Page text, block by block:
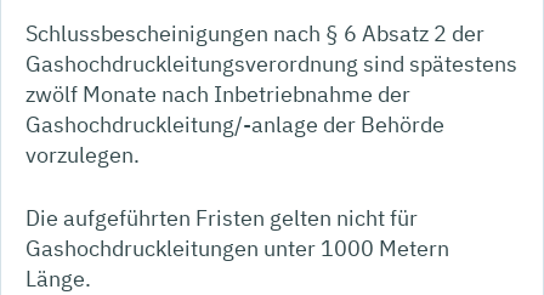
Schlussbescheinigungen nach § 6 Absatz 2 der
Gashochdruckleitungsverordnung sind spätestens
zwölf Monate nach Inbetriebnahme der
Gashochdruckleitung/-anlage der Behörde
vorzulegen.
Die aufgeführten Fristen gelten nicht für
Gashochdruckleitungen unter 1000 Metern
Länge.